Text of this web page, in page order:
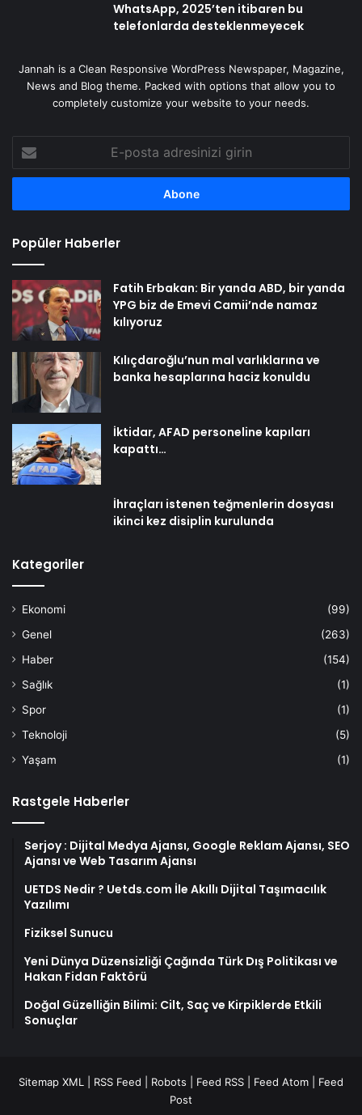
WhatsApp, 2025’ten itibaren bu
telefonlarda desteklenmeyecek
Jannah is a Clean Responsive WordPress Newspaper, Magazine,
News and Blog theme. Packed with options that allow you to
completely customize your website to your needs.
posta
adresinizi
Popüler Haberler
Fatih Erbakan: Bir yanda ABD, bir yanda
YPG biz de Emevi Camii’nde namaz
kılıyoruz
Kılıçdaroğlu’nun mal varlıklarına ve
banka hesaplarına haciz konuldu
İktidar, AFAD personeline kapıları
kapattı…
İhraçları istenen teğmenlerin dosyası
ikinci kez disiplin kurulunda
Kategoriler
Ekonomi
(99)
Genel
(263)
Haber
(154)
Sağlık
(1)
Spor
(1)
Teknoloji
(5)
Yaşam
(1)
Rastgele Haberler
Serjoy : Dijital Medya Ajansı, Google Reklam Ajansı, SEO
Ajansı ve Web Tasarım Ajansı
UETDS Nedir ? Uetds.com İle Akıllı Dijital Taşımacılık
Yazılımı
Fiziksel Sunucu
Yeni Dünya Düzensizliği Çağında Türk Dış Politikası ve
Hakan Fidan Faktörü
Doğal Güzelliğin Bilimi: Cilt, Saç ve Kirpiklerde Etkili
Sonuçlar
Sitemap XML RSS Feed Robots Feed RSS Feed Atom
Feed
Post